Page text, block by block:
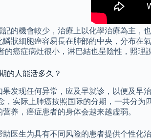
記的機會較少，治療上以化學治療為主
狀細胞癌容易長在肺部的中央，分布在
的癌症病灶很小，淋巴結也呈陰性，照
的人能活多久？
发现任何异常，应及早就诊，以便及早
，实际上肺癌按照国际的分期，一共分
养，癌症患者的身体会越来越虚弱。
医生为具有不同风险的患者提供个性化